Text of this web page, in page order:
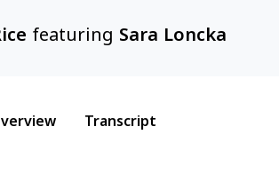
featuring Sara Loncka
Transcript